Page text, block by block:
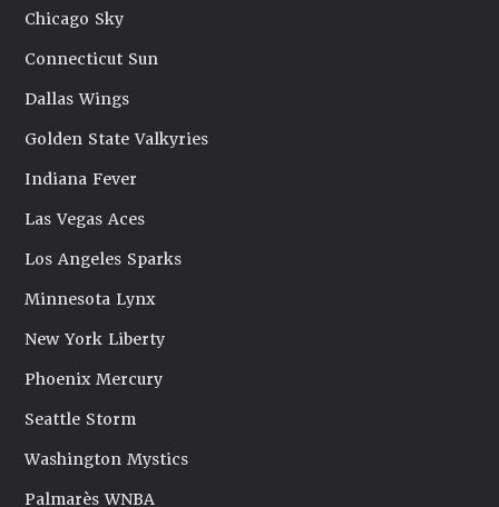
Chicago Sky
Connecticut Sun
Dallas Wings
Golden State Valkyries
Indiana Fever
Las Vegas Aces
Los Angeles Sparks
Minnesota Lynx
New York Liberty
Phoenix Mercury
Seattle Storm
Washington Mystics
Palmarès WNBA